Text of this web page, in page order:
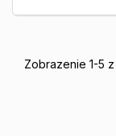
Zobrazenie 1-5